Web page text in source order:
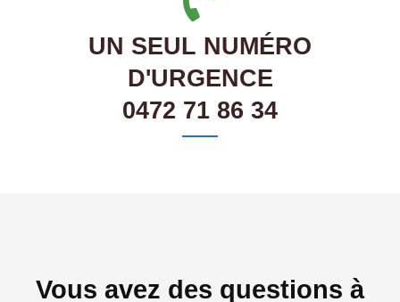
UN SEUL NUMÉRO
D'URGENCE
0472 71 86 34
Vous avez des questions à